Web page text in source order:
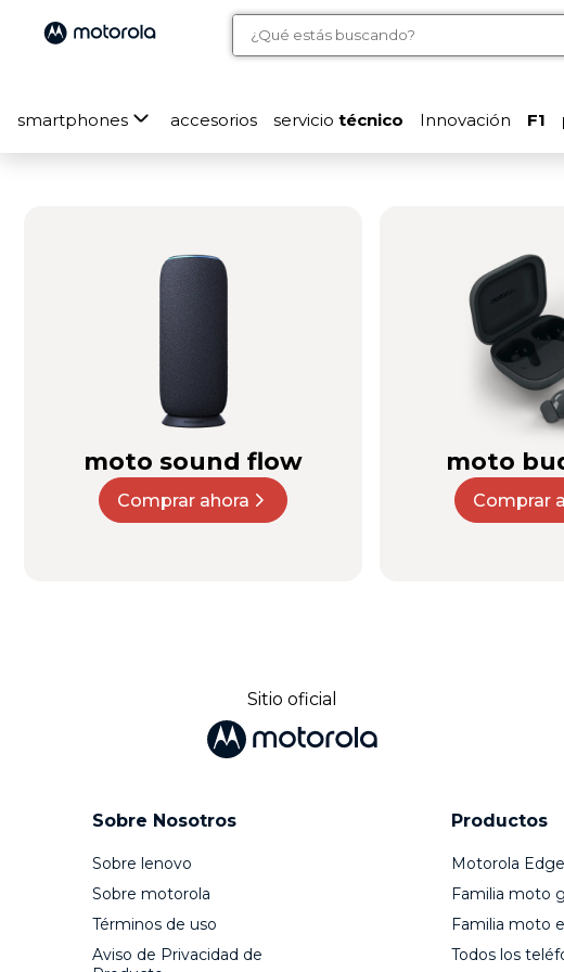
smartphones accesorios servicio técnico Innovación F1
moto sound flow
Comprar ahora
moto
Comprar
Sitio oficial
Sobre Nosotros
Sobre lenovo
Sobre motorola
Términos de uso
Aviso de Privacidad de
Productos
Motorola Edge
Familia moto g
Familia moto e
Todos los